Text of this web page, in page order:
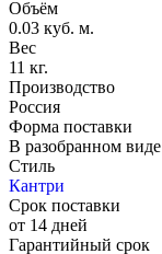
Объём
0.03 куб. м.
Вес
11 кг.
Производство
Россия
Форма поставки
В разобранном виде
Стиль
Кантри
Срок поставки
от 14 дней
Гарантийный срок